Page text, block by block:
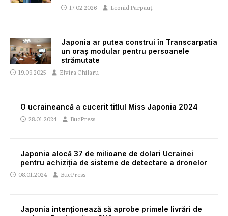
17.02.2026 Leonid Parpauț
Japonia ar putea construi în Transcarpatia
un oraș modular pentru persoanele
strămutate
19.09.2025 Elvira Chilaru
O ucraineancă a cucerit titlul Miss Japonia 2024
28.01.2024 BucPress
Japonia alocă 37 de milioane de dolari Ucrainei
pentru achiziţia de sisteme de detectare a dronelor
08.01.2024 BucPress
Japonia intenționează să aprobe primele livrări de